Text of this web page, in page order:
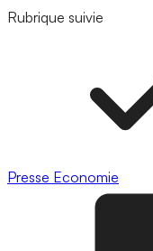
Rubrique suivie
Presse Economie